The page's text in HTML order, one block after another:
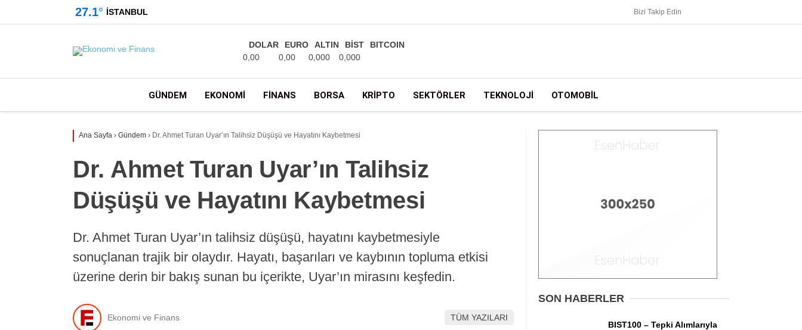
Gündem
Ekonomi
27.1° İSTANBUL Bizi Takip Edin
DOLAR
0,00
EURO
0,00
ALTIN
0,000
BİST
0,000
BITCOIN
GÜNDEM EKONOMI FINANS BORSA KRIPTO SEKTÖRLER TEKNOLOJI OTOMOBIL
Ana Sayfa › Gündem › Dr. Ahmet Turan Uyar’ın Talihsiz Düşüşü ve Hayatını Kaybetmesi
Dr. Ahmet Turan Uyar’ın Talihsiz
Düşüşü ve Hayatını Kaybetmesi
Dr. Ahmet Turan Uyar’ın talihsiz düşüşü, hayatını kaybetmesiyle
sonuçlanan trajik bir olaydır. Hayatı, başarıları ve kaybının topluma etkisi
üzerine derin bir bakış sunan bu içerikte, Uyar’ın mirasını keşfedin.
Ekonomi ve Finans TÜM YAZILARI
SON HABERLER
BIST100 – Tepki Alımlarıyla